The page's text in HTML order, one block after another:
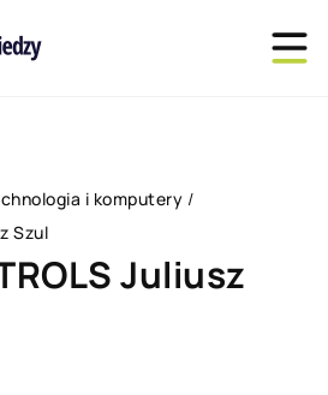
i komputery /
Szul
Juliusz